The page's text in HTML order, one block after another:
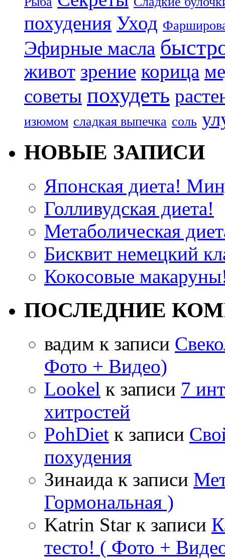
похудения Уход
Эфирные масла
живот зрение корица
советы похудеть
изюмом сладкая выпечка соль
НОВЫЕ ЗАПИСИ
Японская диета!
Голливудская диета!
Метаболическая
Бисквит немецкий
Кокосовые
ПОСЛЕДНИЕ
вадим к записи
Фото + Видео)
Lookel к записи 7
хитростей
PohDiet к записи
похудения
Зинаида к записи
Гормональная )
Katrin Star к записи
тесто! ( Фото +